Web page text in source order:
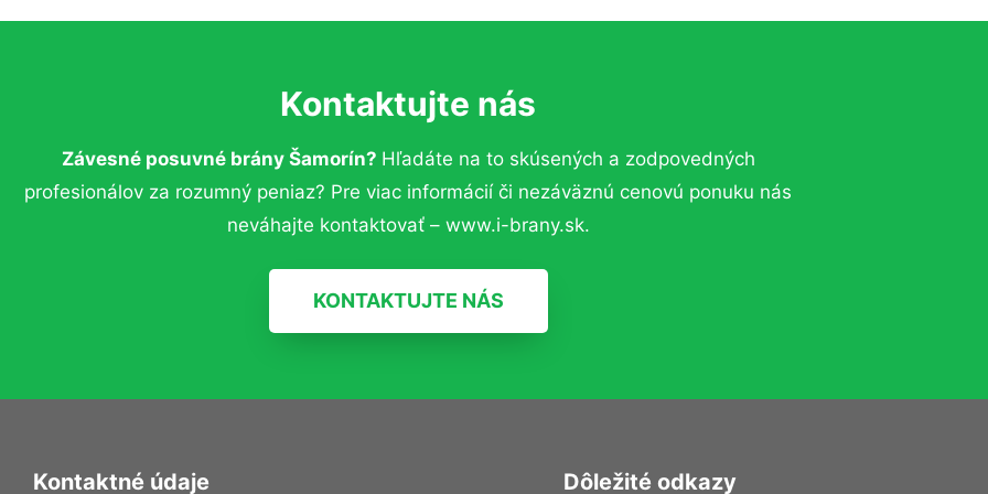
Kontaktujte nás
Závesné posuvné brány Šamorín? Hľadáte na to skúsených a zodpovedných
profesionálov za rozumný peniaz? Pre viac informácií či nezáväznú cenovú ponuku nás
neváhajte kontaktovať – www.i-brany.sk.
KONTAKTUJTE NÁS
Kontaktné údaje Dôležité odkazy